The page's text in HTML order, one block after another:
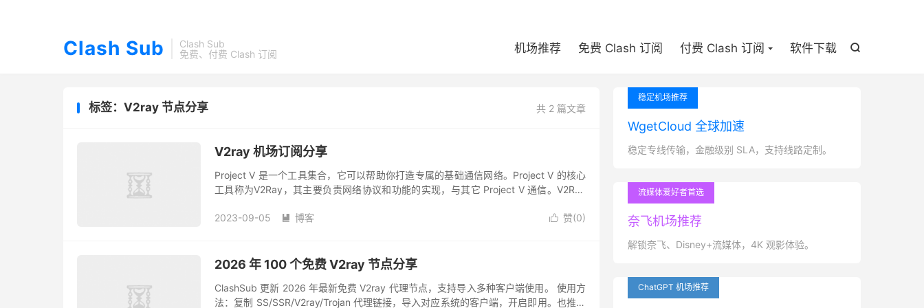
Clash Sub
Clash Sub
免费、付费 Clash 订阅

机场推荐 免费 Clash 订阅 付费 Clash 订阅 软件下载
共 2 篇文章
标签：V2ray 节点分享
V2ray 机场订阅分享
Project V 是一个工具集合，它可以帮助你打造专属的基础通信网络。Project V 的核心
工具称为V2Ray，其主要负责网络协议和功能的实现，与其它 Project V 通信。V2Ray
 赞(0)
2023-09-05  博客
2026 年 100 个免费 V2ray 节点分享
ClashSub 更新 2026 年最新免费 V2ray 代理节点，支持导入多种客户端使用。 使用方
法：复制 SS/SSR/V2ray/Trojan 代理链接，导入对应系统的客户端，开启即用。也推荐
稳定机场推荐
WgetCloud 全球加速
稳定专线传输，金融级别 SLA，支持线路定制。
流媒体爱好者首选
奈飞机场推荐
解锁奈飞、Disney+流媒体，4K 观影体验。
ChatGPT 机场推荐